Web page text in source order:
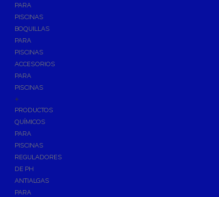
PARA
PISCINAS
BOQUILLAS
PARA
PISCINAS
ACCESORIOS
PARA
PISCINAS
+
PRODUCTOS
QUÍMICOS
PARA
PISCINAS
REGULADORES
DE PH
ANTIALGAS
PARA